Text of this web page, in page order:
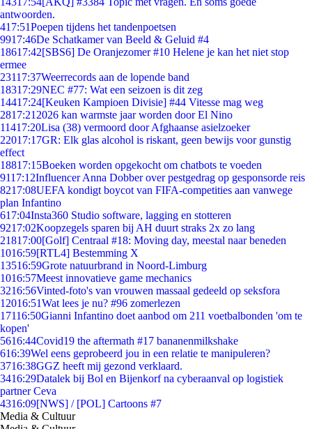
antwoorden.
417:51Poepen tijdens het tandenpoetsen
9917:46De Schatkamer van Beeld & Geluid #4
18617:42[SBS6] De Oranjezomer #10 Helene je kan het niet stop
ermee
23117:37Weerrecords aan de lopende band
18317:29NEC #77: Wat een seizoen is dit zeg
14417:24[Keuken Kampioen Divisie] #44 Vitesse mag weg
2817:21 2026 kan warmste jaar worden door El Nino
11417:20Lisa (38) vermoord door Afghaanse asielzoeker
22017:17GR: Elk glas alcohol is riskant, geen bewijs voor gunstig
effect
18817:15Boeken worden opgekocht om chatbots te voeden
9117:12Influencer Anna Dobber over pestgedrag op gesponsorde reis
8217:08UEFA kondigt boycot van FIFA-competities aan vanwege
plan Infantino
617:04Insta360 Studio software, lagging en stotteren
9217:02Koopzegels sparen bij AH duurt straks 2x zo lang
21817:00[Golf] Centraal #18: Moving day, meestal naar beneden
1016:59[RTL4] Bestemming X
13516:59Grote natuurbrand in Noord-Limburg
1016:57Meest innovatieve game mechanics
3216:56Vinted-foto's van vrouwen massaal gedeeld op seksfora
12016:51Wat lees je nu? #96 zomerlezen
17116:50Gianni Infantino doet aanbod om 211 voetbalbonden 'om te
kopen'
5616:44Covid19 the aftermath #17 bananenmilkshake
616:39Wel eens geprobeerd jou in een relatie te manipuleren?
3716:38GGZ heeft mij gezond verklaard.
3416:29Datalek bij Bol en Bijenkorf na cyberaanval op logistiek
partner Ceva
4316:09[NWS] / [POL] Cartoons #7
Media & Cultuur